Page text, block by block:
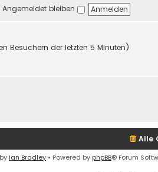
Angemeldet bleiben
Besuchern der letzten 5 Minuten)
Alle
Ian Bradley • Powered by phpBB® Forum